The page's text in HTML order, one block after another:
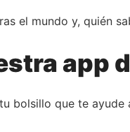
el mundo y, quién
app
bolsillo que te